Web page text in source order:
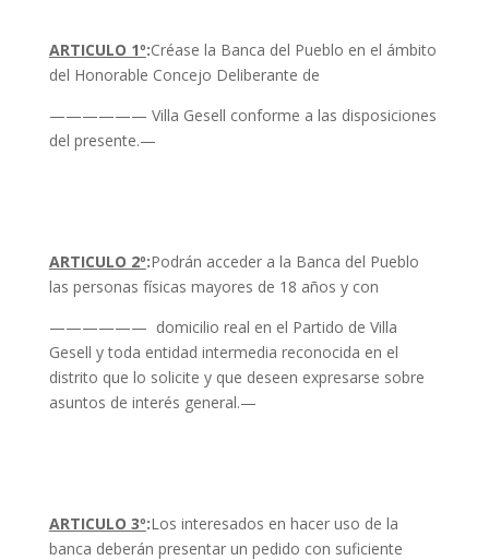
ARTICULO 1º:Créase la Banca del Pueblo en el ámbito
del Honorable Concejo Deliberante de
—————— Villa Gesell conforme a las disposiciones
del presente.—
ARTICULO 2º:Podrán acceder a la Banca del Pueblo
las personas físicas mayores de 18 años y con
—————— domicilio real en el Partido de Villa
Gesell y toda entidad intermedia reconocida en el
distrito que lo solicite y que deseen expresarse sobre
asuntos de interés general.—
ARTICULO 3º:Los interesados en hacer uso de la
banca deberán presentar un pedido con suficiente